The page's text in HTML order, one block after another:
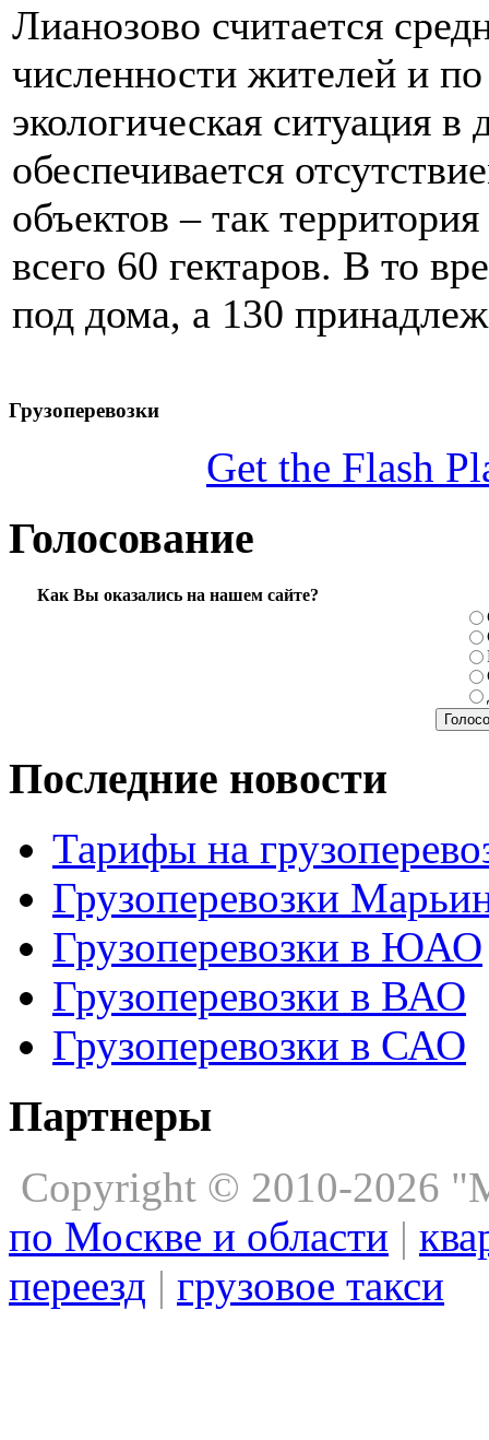
Лианозово считается
численности жителей и
экологическая ситуация
обеспечивается
объектов – так
всего 60 гектаров. В то
под дома, а 130
Грузоперевозки
Get the Flash
Голосование
Как Вы оказались на нашем сайте?
Последние новости
Тарифы на
Грузоперевозки
Грузоперевозки в ЮАО
Грузоперевозки в ВАО
Грузоперевозки в САО
Партнеры
Copyright © 2010-2026
по Москве и области |
переезд | грузовое такси